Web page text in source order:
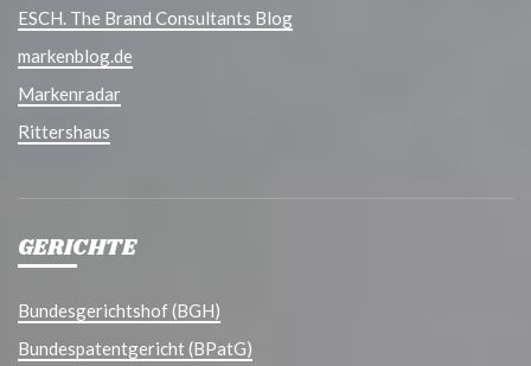
ESCH. The Brand Consultants Blog
markenblog.de
Markenradar
Rittershaus
GERICHTE
Bundesgerichtshof (BGH)
Bundespatentgericht (BPatG)